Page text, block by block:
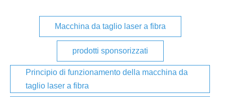
Macchina da taglio laser a fibra
prodotti sponsorizzati
Principio di funzionamento della macchina da
taglio laser a fibra